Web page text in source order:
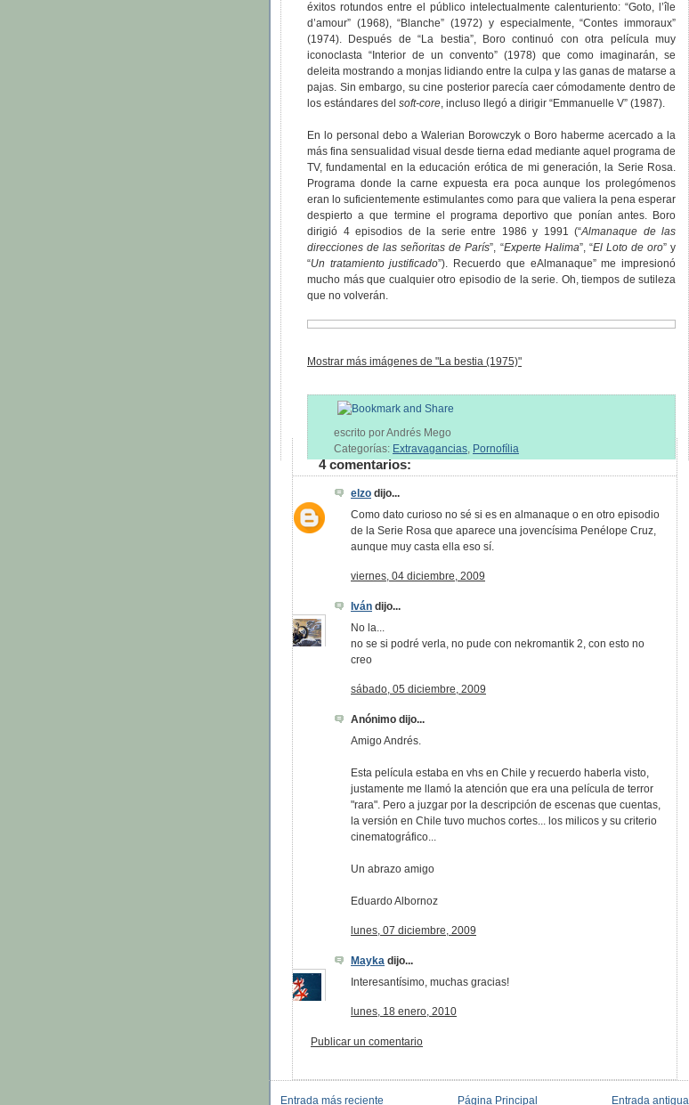
éxitos rotundos entre el público intelectualmente calenturiento: “Goto, l’île
d’amour” (1968), “Blanche” (1972) y especialmente, “Contes immoraux”
(1974). Después de “La bestia”, Boro continuó con otra película muy
iconoclasta “Interior de un convento” (1978) que como imaginarán, se
deleita mostrando a monjas lidiando entre la culpa y las ganas de matarse a
pajas. Sin embargo, su cine posterior parecía caer cómodamente dentro de
los estándares del soft-core, incluso llegó a dirigir “Emmanuelle V” (1987).
En lo personal debo a Walerian Borowczyk o Boro haberme acercado a la
más fina sensualidad visual desde tierna edad mediante aquel programa de
TV, fundamental en la educación erótica de mi generación, la Serie Rosa.
Programa donde la carne expuesta era poca aunque los prolegómenos
eran lo suficientemente estimulantes como para que valiera la pena esperar
despierto a que termine el programa deportivo que ponían antes. Boro
dirigió 4 episodios de la serie entre 1986 y 1991 (“Almanaque de las
direcciones de las señoritas de París”, “Experte Halima”, “El Loto de oro” y
“Un tratamiento justificado”). Recuerdo que eAlmanaque” me impresionó
mucho más que cualquier otro episodio de la serie. Oh, tiempos de sutileza
que no volverán.
Mostrar más imágenes de "La bestia (1975)"
escrito por Andrés Mego
Categorías: Extravagancias Pornofília
4 comentarios:
elzo dijo...
Como dato curioso no sé si es en almanaque o en otro episodio
de la Serie Rosa que aparece una jovencísima Penélope Cruz,
aunque muy casta ella eso sí.
viernes, 04 diciembre, 2009
Iván dijo...
No la...
no se si podré verla, no pude con nekromantik 2, con esto no
creo
sábado, 05 diciembre, 2009
Anónimo dijo...
Amigo Andrés.
Esta película estaba en vhs en Chile y recuerdo haberla visto,
justamente me llamó la atención que era una película de terror
"rara". Pero a juzgar por la descripción de escenas que cuentas,
la versión en Chile tuvo muchos cortes... los milicos y su criterio
cinematográfico...
Un abrazo amigo
Eduardo Albornoz
lunes, 07 diciembre, 2009
Mayka dijo...
Interesantísimo, muchas gracias!
lunes, 18 enero, 2010
Publicar un comentario
Entrada más reciente Entrada antigua
Página Principal